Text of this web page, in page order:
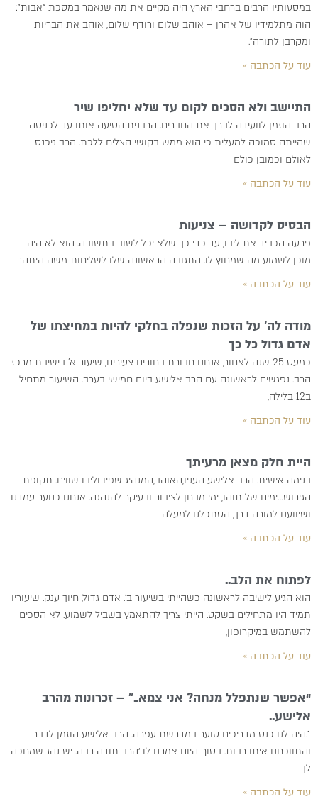
במסעותיו הרבים ברחבי הארץ היה מקיים את מה שנאמר במסכת “אבות”:
הוה מתלמידיו של אהרן – אוהב שלום ורודף שלום, אוהב את הבריות
ומקרבן לתורה”.
עוד על הכתבה »
התיישב ולא הסכים לקום עד שלא יחליפו שיר
הרב הוזמן לוועידה לברך את החברים. הרבנית הסיעה אותו עד לכניסה
שהייתה סמוכה למעלית כי הוא ממש בקושי הצליח ללכת. הרב ניכנס
לאולם וכמובן כולם
עוד על הכתבה »
הבסיס לקדושה – צניעות
פרעה הכביד את ליבו, עד כדי כך שלא יכל לשוב בתשובה. הוא לא היה
מוכן לשמוע מה שמחוץ לו. התגובה הראשונה שלו לשליחות משה היתה:
עוד על הכתבה »
מודה לה’ על הזכות שנפלה בחלקי להיות במחיצתו של
אדם גדול כל כך
כמעט 25 שנה לאחור, אנחנו חבורת בחורים צעירים, שיעור א’ בישיבת מרכז
הרב. נפגשים לראשונה עם הרב אלישע ביום חמישי בערב. השיעור מתחיל
ב12 בלילה,
עוד על הכתבה »
היית חלק מצאן מרעיתך
בנימה אישית. הרב אלישע העניו,האוהב,המנהיג שפיו וליבו שווים. תקופת
הגירוש…ימים של תוהו, ימי מבחן לציבור ובעיקר להנהגה. אנחנו כנוער עמדנו
ושיווענו למורה דרך, הסתכלנו למעלה
עוד על הכתבה »
לפתוח את הלב..
הוא הגיע לישיבה לראשונה כשהייתי בשיעור ב’. אדם גדול, חיוך ענק. שיעוריו
תמיד היו מתחילים בשקט. הייתי צריך להתאמץ בשביל לשמוע. לא הסכים
להשתמש במיקרופון,
עוד על הכתבה »
“אפשר שנתפלל מנחה? אני צמא..” – זכרונות מהרב
אלישע..
1.היה לנו כנס מדריכים סוער במדרשת עפרה. הרב אלישע הוזמן לדבר
והתווכחנו איתו רבות. בסוף היום אמרנו לו ‘הרב תודה רבה. יש נהג שמחכה
לך
עוד על הכתבה »